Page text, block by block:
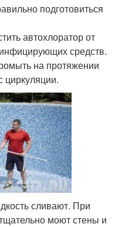
подготовиться
автохлоратор от
средств.
на протяжении
циркуляции.
сливают. При
моют стены и